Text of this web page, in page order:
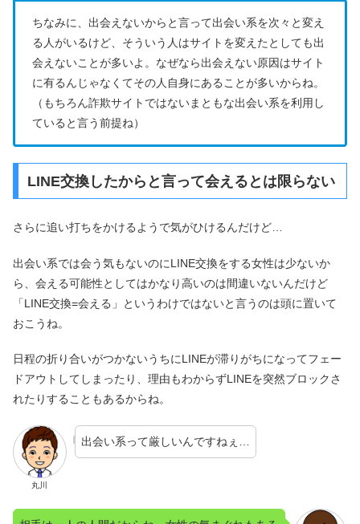
ちなみに、出会えないからと言って出会い系を次々と変え
る人がいるけど、そういう人はサイトを変えたとしても出
会えないことが多いよ。なぜなら出会えない原因はサイト
に有るんじゃなくてその人自身にあることが多いからね。
（もちろん詐欺サイトではないまともな出会い系を利用し
ていると言う前提ね）
LINE交換したからと言って会えるとは限らない
さらに追い打ちをかけるようで気がひけるんだけど…
出会い系では会う気もないのにLINE交換をする女性は少ないか
ら、会える可能性としてはかなり高いのは間違いないんだけど
「LINE交換=会える」というわけではないと言うのは頭に置いて
おこうね。
日程の折り合いがつかないうちにLINEが滞りがちになってフェー
ドアウトしてしまったり、理由もわからずLINEを突然ブロックさ
れたりすることもあるからね。
丸川
出会い系って厳しいんですねぇ…